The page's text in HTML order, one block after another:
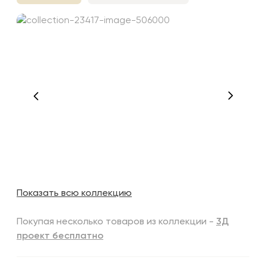
Показать всю коллекцию
Покупая несколько товаров из коллекции - 3Д
проект бесплатно